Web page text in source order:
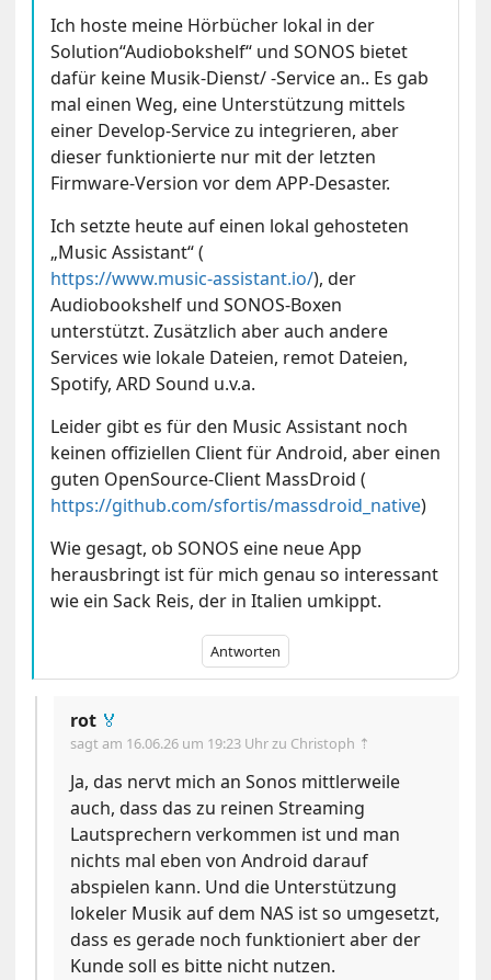
Ich hoste meine Hörbücher lokal in der
Solution“Audiobokshelf“ und SONOS bietet
dafür keine Musik-Dienst/ -Service an.. Es gab
mal einen Weg, eine Unterstützung mittels
einer Develop-Service zu integrieren, aber
dieser funktionierte nur mit der letzten
Firmware-Version vor dem APP-Desaster.
Ich setzte heute auf einen lokal gehosteten
„Music Assistant“ (
https://www.music-assistant.io/), der
Audiobookshelf und SONOS-Boxen
unterstützt. Zusätzlich aber auch andere
Services wie lokale Dateien, remot Dateien,
Spotify, ARD Sound u.v.a.
Leider gibt es für den Music Assistant noch
keinen offiziellen Client für Android, aber einen
guten OpenSource-Client MassDroid (
https://github.com/sfortis/massdroid_native)
Wie gesagt, ob SONOS eine neue App
herausbringt ist für mich genau so interessant
wie ein Sack Reis, der in Italien umkippt.
Antworten
rot 🏅
sagt am 16.06.26 um 19:23 Uhrzu Christoph ⇡
Ja, das nervt mich an Sonos mittlerweile
auch, dass das zu reinen Streaming
Lautsprechern verkommen ist und man
nichts mal eben von Android darauf
abspielen kann. Und die Unterstützung
lokeler Musik auf dem NAS ist so umgesetzt,
dass es gerade noch funktioniert aber der
Kunde soll es bitte nicht nutzen.